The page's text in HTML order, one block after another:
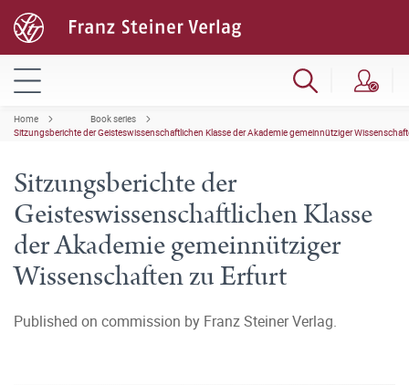
Home
Book series
Sitzungsberichte der Geisteswissenschaftlichen Klasse der Akademie gemeinnütziger
Sitzungsberichte der
Geisteswissenschaftlichen Klasse
der Akademie gemeinnütziger
Wissenschaften zu Erfurt
Published on commission by Franz Steiner Verlag.